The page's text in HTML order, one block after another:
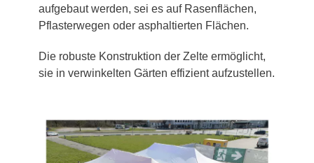
aufgebaut werden, sei es auf Rasenflächen,
Pflasterwegen oder asphaltierten Flächen.
Die robuste Konstruktion der Zelte ermöglicht,
sie in verwinkelten Gärten effizient aufzustellen.